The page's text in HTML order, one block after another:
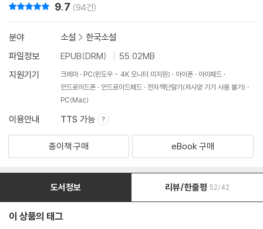
9.7 (94건)
분야 소설 > 한국소설
파일정보
EPUB(DRM)
55.02MB
지원기기
크레마 PC(윈도우 - 4K 모니터 미지원) 아이폰
아이패드
안드로이드폰
안드로이드패드
전자책단말기(저사양 기기 사용 불가)
PC(Mac)
이용안내 TTS 가능
종이책 구매 eBook 구매
도서정보 리뷰/한줄평 52/42
이 상품의 태그